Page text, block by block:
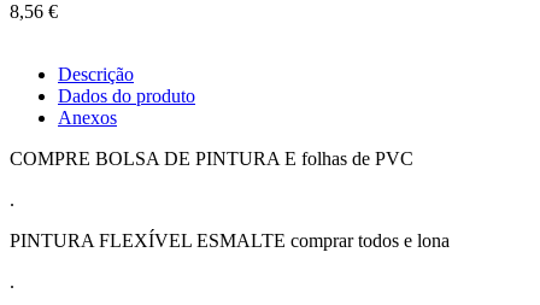
8,56 €
Descrição
Dados do produto
Anexos
COMPRE BOLSA DE PINTURA E folhas de PVC
.
PINTURA FLEXÍVEL ESMALTE comprar todos e lona
.